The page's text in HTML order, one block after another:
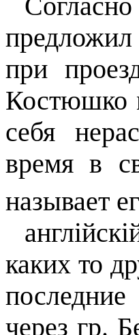
предложил
при
Костюшко
себя
время в
называет
каких то
через гр.